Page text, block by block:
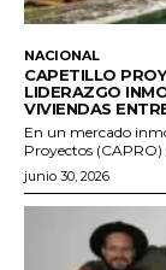
NACIONAL
CAPETILLO
LIDERAZGO
VIVIENDAS
En un mercado
Proyectos (CAPRO)
junio 30, 2026